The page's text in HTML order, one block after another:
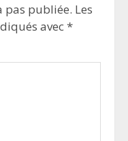
pas publiée. Les
avec*